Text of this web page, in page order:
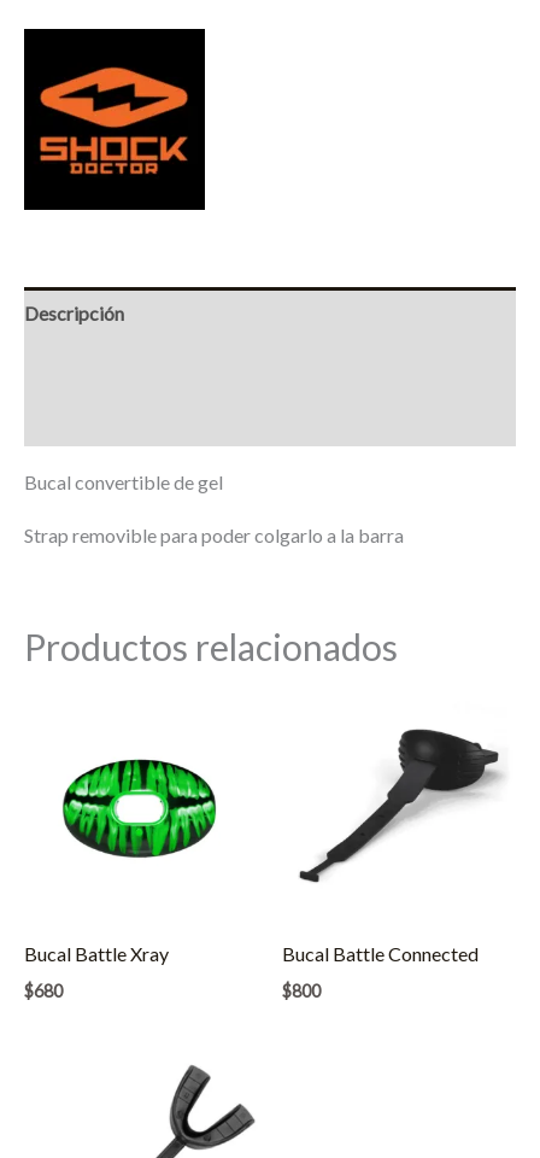
Descripción
Bucal convertible de gel
Strap removible para poder colgarlo a la barra
Productos relacionados
Bucal Battle Xray
$680
Bucal Battle Connected
$800